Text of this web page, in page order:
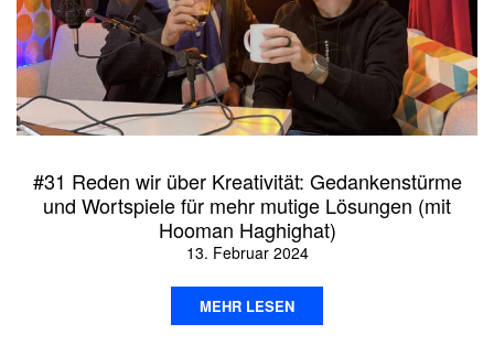
#31 Reden wir über Kreativität: Gedankenstürme
und Wortspiele für mehr mutige Lösungen (mit
Hooman Haghighat)
13. Februar 2024
MEHR LESEN